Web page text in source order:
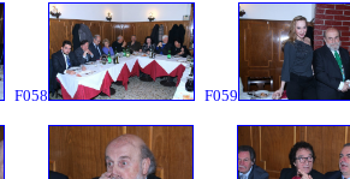
F058 F059